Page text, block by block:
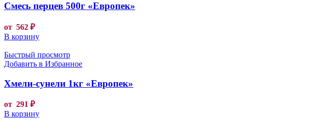
Смесь перцев 500г «Европек»
от 562 ₽
В корзину
Быстрый просмотр
Добавить в Избранное
Хмели-сунели 1кг «Европек»
от 291 ₽
В корзину